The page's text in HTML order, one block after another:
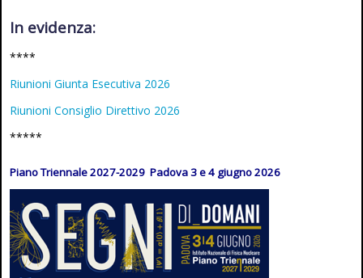
In evidenza:
****
Riunioni Giunta Esecutiva 2026
Riunioni Consiglio Direttivo 2026
*****
Piano Triennale 2027-2029 Padova 3 e 4 giugno 2026